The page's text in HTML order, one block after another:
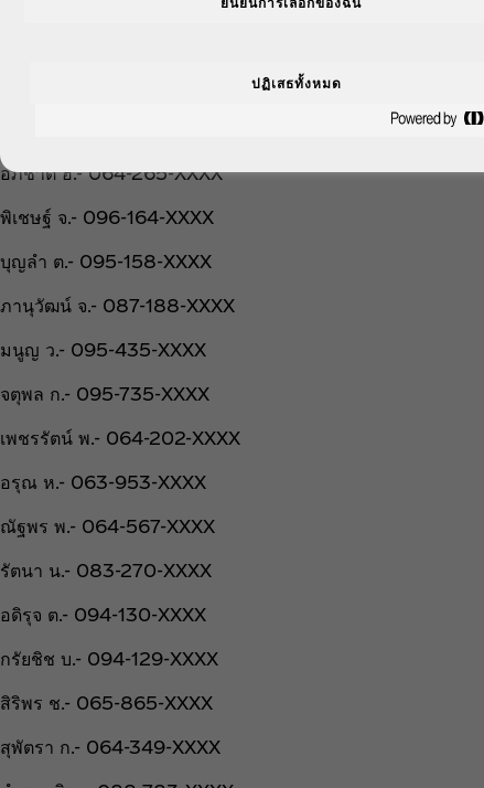
อภิชาต ฮ.- 064-265-XXXX
พิเชษฐ์ จ.- 096-164-XXXX
บุญลำ ต.- 095-158-XXXX
ภานุวัฒน์ จ.- 087-188-XXXX
มนูญ ว.- 095-435-XXXX
จตุพล ก.- 095-735-XXXX
เพชรรัตน์ พ.- 064-202-XXXX
อรุณ ห.- 063-953-XXXX
ณัฐพร พ.- 064-567-XXXX
รัตนา น.- 083-270-XXXX
อดิ​รุจ​ ต.- 094-130-XXXX
กรัยชิช บ.- 094-129-XXXX
สิริพร ช.- 065-865-XXXX
สุพัตรา ก.- 064-349-XXXX
ปฏิเสธทั้งหมด